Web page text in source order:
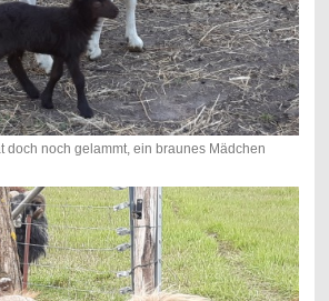
doch noch gelammt, ein braunes Mädchen